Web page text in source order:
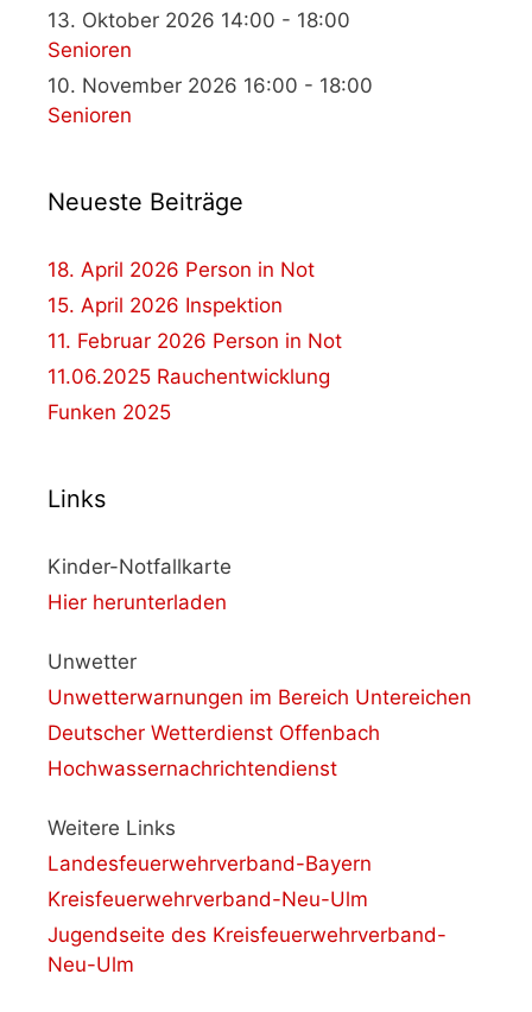
13. Oktober 2026 14:00 - 18:00
Senioren
10. November 2026 16:00 - 18:00
Senioren
Neueste Beiträge
18. April 2026 Person in Not
15. April 2026 Inspektion
11. Februar 2026 Person in Not
11.06.2025 Rauchentwicklung
Funken 2025
Links
Kinder-Notfallkarte
Hier herunterladen
Unwetter
Unwetterwarnungen im Bereich Untereichen
Deutscher Wetterdienst Offenbach
Hochwassernachrichtendienst
Weitere Links
Landesfeuerwehrverband-Bayern
Kreisfeuerwehrverband-Neu-Ulm
Jugendseite des Kreisfeuerwehrverband-
Neu-Ulm